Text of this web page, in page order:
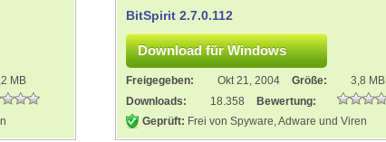
MB
BitSpirit 2.7.0.112
Freigegeben: Okt 21, 2004 Größe:
3,8 MB
Downloads:
18.358
Bewertung:
Geprüft: Frei von Spyware, Adware und Viren